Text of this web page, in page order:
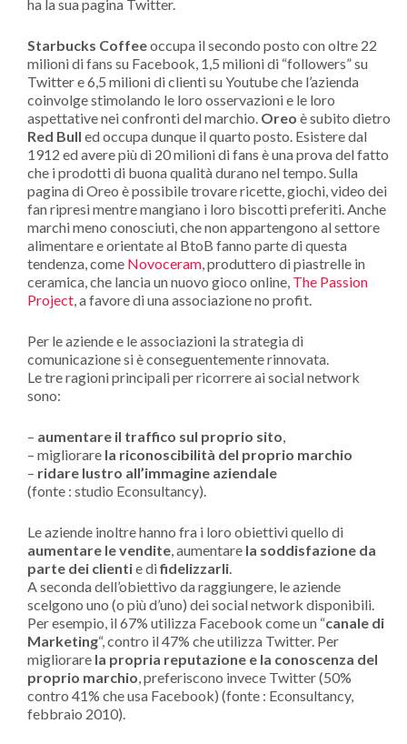
ha la sua pagina Twitter.
Starbucks Coffeeoccupa il secondo posto con oltre 22
milioni di fans su Facebook, 1,5 milioni di “followers” su
Twitter e 6,5 milioni di clienti su Youtube che l’azienda
coinvolge stimolando le loro osservazioni e le loro
aspettative nei confronti del marchio. Oreo è subito dietro
Red Bull ed occupa dunque il quarto posto. Esistere dal
1912 ed avere più di 20 milioni di fans è una prova del fatto
che i prodotti di buona qualità durano nel tempo. Sulla
pagina di Oreo è possibile trovare ricette, giochi, video dei
fan ripresi mentre mangiano i loro biscotti preferiti. Anche
marchi meno conosciuti, che non appartengono al settore
alimentare e orientate al BtoB fanno parte di questa
tendenza, come Novoceram , produttero di piastrelle in
ceramica, che lancia un nuovo gioco online, The Passion
Project , a favore di una associazione no profit.
Per le aziende e le associazioni la strategia di
comunicazione si è conseguentemente rinnovata.
Le tre ragioni principali per ricorrere ai social network
sono:
– aumentare il traffico sul proprio sito
– migliorare la riconoscibilità del proprio marchio
– ridare lustro all’immagine aziendale
(fonte : studio Econsultancy).
Le aziende inoltre hanno fra i loro obiettivi quello di
aumentare le vendite , aumentare la soddisfazione da
parte dei clientie difidelizzarli
A seconda dell’obiettivo da raggiungere, le aziende
scelgono uno (o più d’uno) dei social network disponibili.
Per esempio, il 67% utilizza Facebook come un “canale di
Marketing“, contro il 47% che utilizza Twitter. Per
migliorare la propria reputazione e la conoscenza del
proprio marchio , preferiscono invece Twitter (50%
contro 41% che usa Facebook) (fonte : Econsultancy,
febbraio 2010).